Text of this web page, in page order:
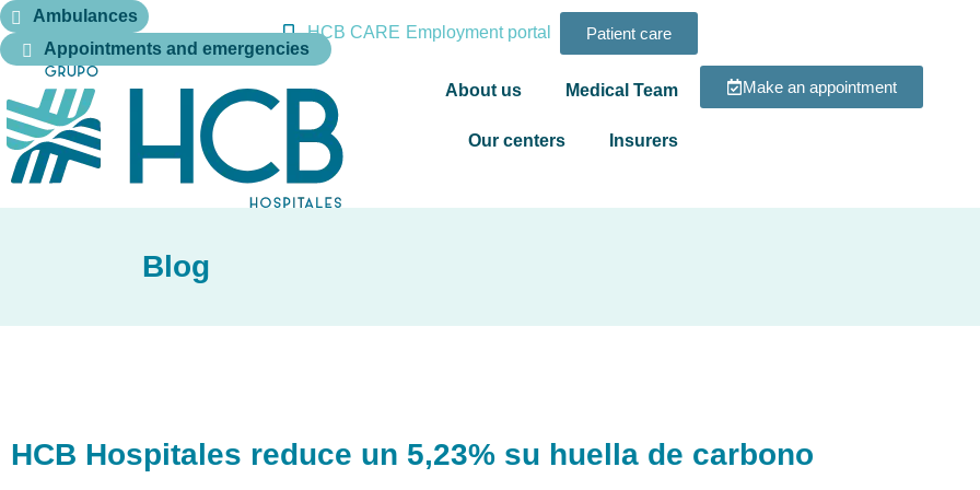
Ambulances
Appointments and emergencies
HCB CARE Employment portal Patient care
About us Medical Team
Our centers Insurers
Make an appointment
Blog
HCB Hospitales reduce un 5,23% su huella de carbono